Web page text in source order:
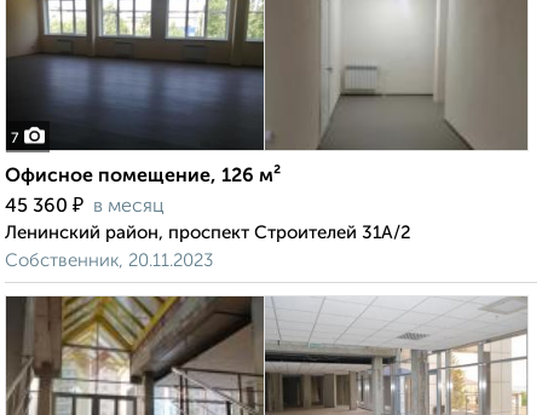
7
Офисное помещение, 126 м²
45 360 ₽ в месяц
Ленинский район, проспект Строителей 31А/2
Собственник, 20.11.2023